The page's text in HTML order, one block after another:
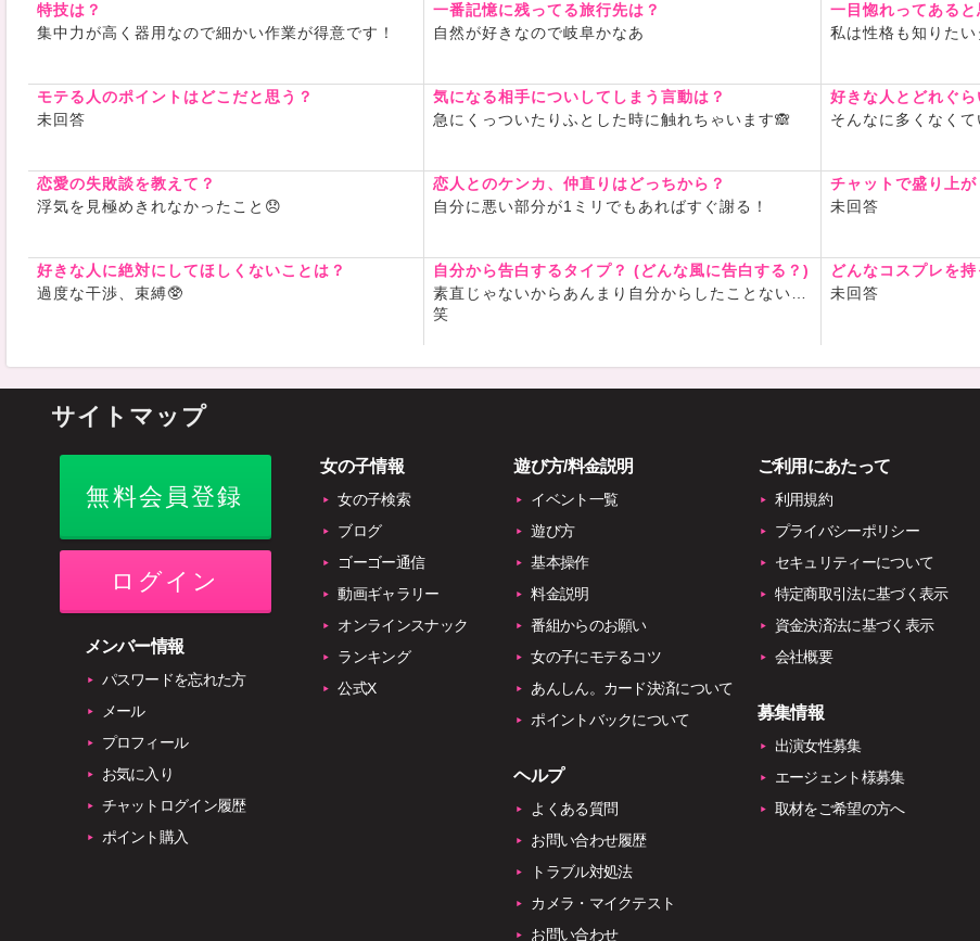
特技は？
集中力が高く器用なので細かい作業が得意です！
一番記憶に残ってる旅行先は？
自然が好きなので岐阜かなあ
一目惚れってあると
私は性格も知りたい
モテる人のポイントはどこだと思う？
未回答
気になる相手についしてしまう言動は？
急にくっついたりふとした時に触れちゃいます🙈︎
好きな人とどれぐ
そんなに多くなく
恋愛の失敗談を教えて？
浮気を見極めきれなかったこと😞
恋人とのケンカ、仲直りはどっちから？
自分に悪い部分が1ミリでもあればすぐ謝る！
チャットで盛り上
未回答
好きな人に絶対にしてほしくないことは？
過度な干渉、束縛🥸
自分から告白するタイプ？ (どんな風に告白する？)
素直じゃないからあんまり自分からしたことない…
笑
どんなコスプレを持
未回答
サイトマップ
無料会員登録
ログイン
メンバー情報
パスワードを忘れた方
メール
プロフィール
お気に入り
チャットログイン履歴
ポイント購入
女の子情報
女の子検索
ブログ
ゴーゴー通信
動画ギャラリー
オンラインスナック
ランキング
公式X
遊び方/料金説明
イベント一覧
遊び方
基本操作
料金説明
番組からのお願い
女の子にモテるコツ
あんしん。カード決済について
ポイントバックについて
ヘルプ
よくある質問
お問い合わせ履歴
トラブル対処法
カメラ・マイクテスト
お問い合わせ
ご利用にあたって
利用規約
プライバシーポリシー
セキュリティーについて
特定商取引法に基づく表示
資金決済法に基づく表示
会社概要
募集情報
出演女性募集
エージェント様募集
取材をご希望の方へ